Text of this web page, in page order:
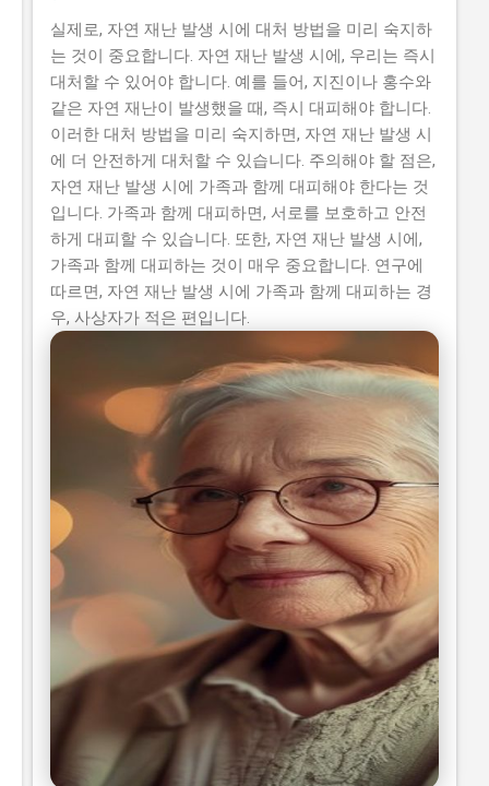
실제로, 자연 재난 발생 시에 대처 방법을 미리 숙지하
는 것이 중요합니다. 자연 재난 발생 시에, 우리는 즉시
대처할 수 있어야 합니다. 예를 들어, 지진이나 홍수와
같은 자연 재난이 발생했을 때, 즉시 대피해야 합니다.
이러한 대처 방법을 미리 숙지하면, 자연 재난 발생 시
에 더 안전하게 대처할 수 있습니다. 주의해야 할 점은,
자연 재난 발생 시에 가족과 함께 대피해야 한다는 것
입니다. 가족과 함께 대피하면, 서로를 보호하고 안전
하게 대피할 수 있습니다. 또한, 자연 재난 발생 시에,
가족과 함께 대피하는 것이 매우 중요합니다. 연구에
따르면, 자연 재난 발생 시에 가족과 함께 대피하는 경
우, 사상자가 적은 편입니다.